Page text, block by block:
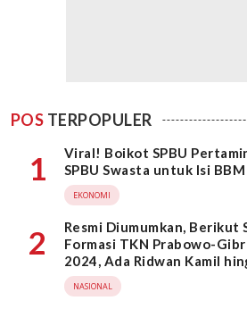
POS TERPOPULER
1
Viral! Boikot SPBU
SPBU Swasta untuk Isi BBM
EKONOMI
2
Resmi Diumumkan, Berikut
Formasi TKN Prabowo-
2024, Ada Ridwan Kamil
Wahid
NASIONAL